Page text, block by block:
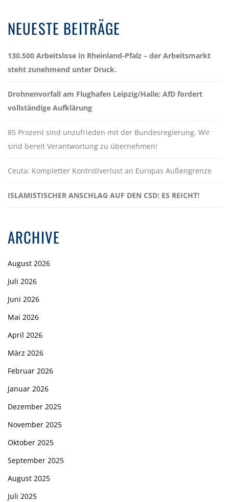
NEUESTE BEITRÄGE
130.500 Arbeitslose in Rheinland-Pfalz – der Arbeitsmarkt
steht zunehmend unter Druck.
Drohnenvorfall am Flughafen Leipzig/Halle: AfD fordert
vollständige Aufklärung
85 Prozent sind unzufrieden mit der Bundesregierung. Wir
sind bereit Verantwortung zu übernehmen!
Ceuta: Kompletter Kontrollverlust an Europas Außengrenze
ISLAMISTISCHER ANSCHLAG AUF DEN CSD: ES REICHT!
ARCHIVE
August 2026
Juli 2026
Juni 2026
Mai 2026
April 2026
März 2026
Februar 2026
Januar 2026
Dezember 2025
November 2025
Oktober 2025
September 2025
August 2025
Juli 2025